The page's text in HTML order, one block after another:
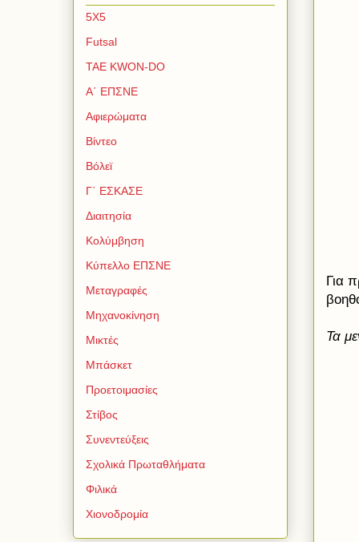
Για
Τα
5Χ5
Futsal
TAE KWON-DO
Α΄ ΕΠΣΝΕ
Αφιερώματα
Βίντεο
Βόλεϊ
Γ΄ ΕΣΚΑΣΕ
Διαιτησία
Κολύμβηση
Κύπελλο ΕΠΣΝΕ
Μεταγραφές
Μηχανοκίνηση
Μικτές
Μπάσκετ
Προετοιμασίες
Στίβος
Συνεντεύξεις
Σχολικά Πρωταθλήματα
Φιλικά
Χιονοδρομία